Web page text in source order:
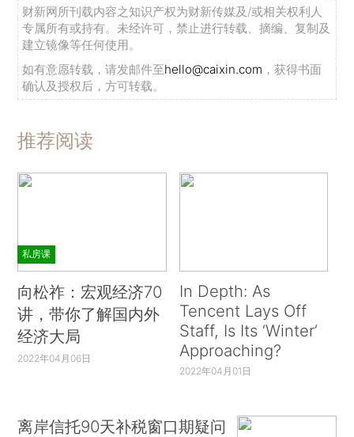
财新网所刊载内容之知识产权为财新传媒及/或相关权利人
专属所有或持有。未经许可，禁止进行转载、摘编、复制及
建立镜像等任何使用。
如有意愿转载，请发邮件至hello@caixin.com ，获得书面
确认及授权后，方可转载。
推荐阅读
私房课
向松祚：宏观经济70
讲，带你了解国内外
经济大局
2022年04月06日
In Depth: As
Tencent Lays Off
Staff, Is Its ‘Winter’
Approaching?
2022年04月01日
离岸信托90天补税窗口期疑问